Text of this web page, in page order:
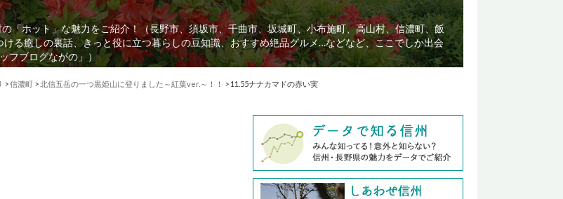
「ホット」な魅力をご紹介！（長野市、須坂市、千曲市、坂城町、小布施町、高山村、信濃町、飯
る癒しの裏話、きっと役に立つ暮らしの豆知識、おすすめ絶品グルメ…などなど、ここでしか出会
フブログながの」）
>信濃町 >北信五岳の一つ黒姫山に登りました～紅葉ver.～！！ > 11.55ナナカマドの赤い実